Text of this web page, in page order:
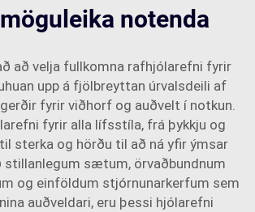
notenda
að velja fullkomna rafhjólarefni fyrir
upp á fjölbreyttan úrvalsdeili af
fyrir viðhorf og auðvelt í notkun.
fyrir alla lífsstíla, frá þykkju og
sterka og hörðu til að ná yfir ýmsar
stillanlegum sætum, örvaðbundnum
og einföldum stjórnunarkerfum sem
auðveldari, eru þessi hjólarefni